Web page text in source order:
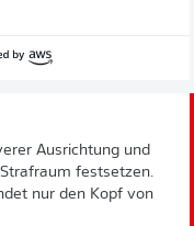
Ausrichtung und
festsetzen.
nur den Kopf von